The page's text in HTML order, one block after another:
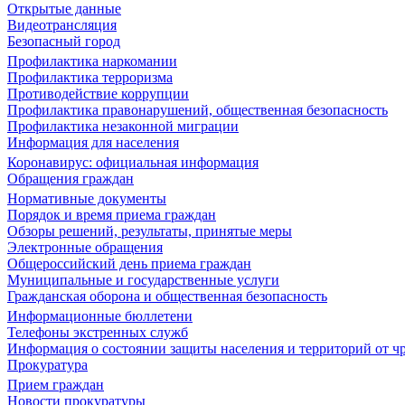
Открытые данные
Видеотрансляция
Безопасный город
Профилактика наркомании
Профилактика терроризма
Противодействие коррупции
Профилактика правонарушений, общественная безопасность
Профилактика незаконной миграции
Информация для населения
Коронавирус: официальная информация
Обращения граждан
Нормативные документы
Порядок и время приема граждан
Обзоры решений, результаты, принятые меры
Электронные обращения
Общероссийский день приема граждан
Муниципальные и государственные услуги
Гражданская оборона и общественная безопасность
Информационные бюллетени
Телефоны экстренных служб
Информация о состоянии защиты населения и территорий от
Прокуратура
Прием граждан
Новости прокуратуры